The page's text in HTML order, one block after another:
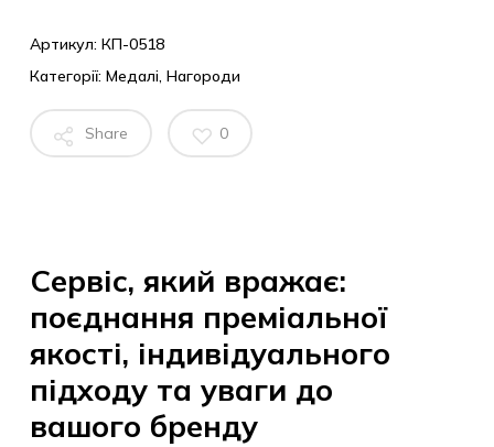
Артикул: КП-0518
Категорії: Медалі, Нагороди
Share 0
Сервіс, який вражає:
поєднання преміальної
якості, індивідуального
підходу та уваги до
вашого бренду